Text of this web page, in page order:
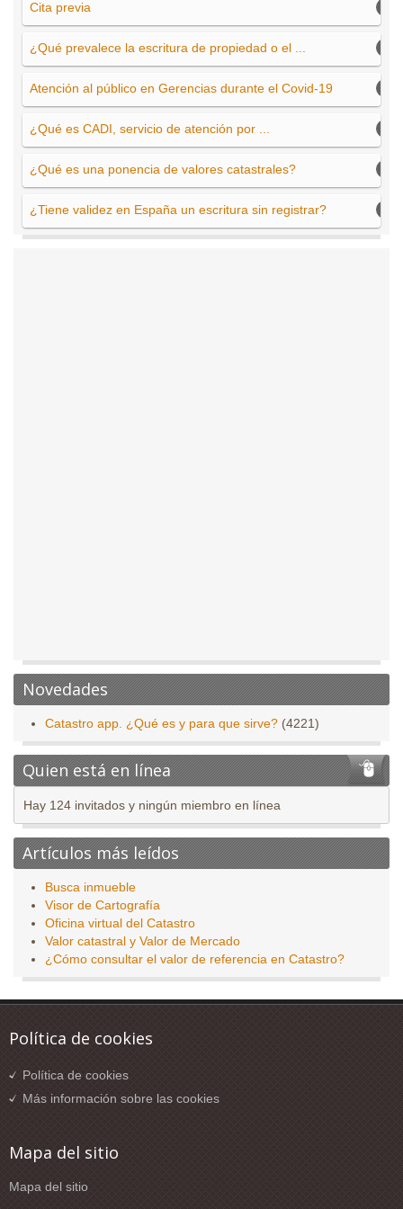
Cita previa
¿Qué prevalece la escritura de propiedad o el ...
Atención al público en Gerencias durante el Covid-19
¿Qué es CADI, servicio de atención por ...
¿Qué es una ponencia de valores catastrales?
¿Tiene validez en España un escritura sin registrar?
Novedades
Catastro app. ¿Qué es y para que sirve? (4221)
Quien está en línea
Hay 124 invitados y ningún miembro en línea
Artículos más leídos
Busca inmueble
Visor de Cartografía
Oficina virtual del Catastro
Valor catastral y Valor de Mercado
¿Cómo consultar el valor de referencia en Catastro?
Política de cookies
Política de cookies
Más información sobre las cookies
Mapa del sitio
Mapa del sitio